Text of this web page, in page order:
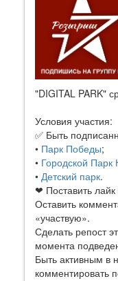
"DIGITAL PARK"
Условия участия:
✅ Быть
• Парк Победы;
• Городской Парк
• Детский парк.
❤ Поставить лайк
Оставить
«участвую».
Сделать репост
момента
Быть активным в
комментировать